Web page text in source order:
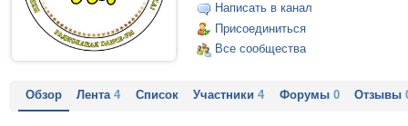
Написать в канал
Присоединиться
Все сообщества
Обзор Лента4 Список Участники4 Форумы 0 Отзывы